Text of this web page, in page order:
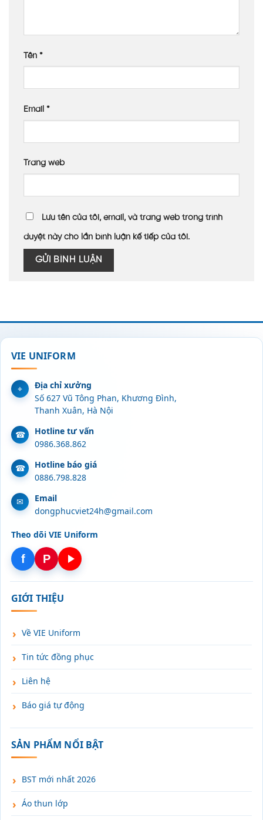
Tên *
Email *
Trang web
Lưu tên của tôi, email, và trang web trong trình
duyệt này cho lần bình luận kế tiếp của tôi.
VIE UNIFORM
Địa chỉ xưởng
Số 627 Vũ Tông Phan, Khương Đình,
Thanh Xuân, Hà Nội
Hotline tư vấn
0986.368.862
Hotline báo giá
0886.798.828
Email
dongphucviet24h@gmail.com
Theo dõi VIE Uniform
f P
GIỚI THIỆU
Về VIE Uniform
Tin tức đồng phục
Liên hệ
Báo giá tự động
SẢN PHẨM NỔI BẬT
BST mới nhất 2026
Áo thun lớp